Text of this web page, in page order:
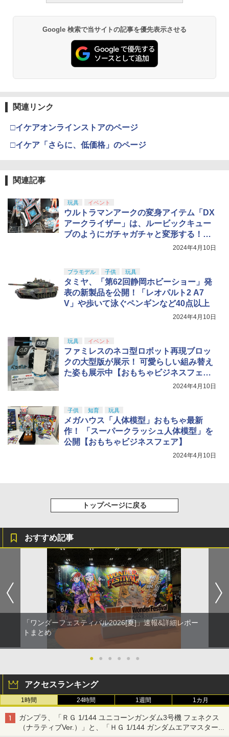
Google 検索で当サイトの記事を優先表示させる
関連リンク
□イケアオンラインストアのページ
□イケア「さらに、低価格」のページ
関連記事
玩具 イベント
ウルトラマンアークの変身アイテム「DX
アークライザー」は、ルービックキュー
ブのようにガチャガチャと変形する！
2024年4月10日
プラモデル 子供 玩具
タミヤ、「第62回静岡ホビーショー」発
表の新製品を公開！「レオパルト2 A7
V」や歩いて泳ぐペンギンなど40点以上
2024年4月10日
玩具 イベント
ファミレスのネコ型ロボット再現ブロッ
クの大型版が展示！ 可愛らしい組み替え
た姿も展示中【おもちゃビジネスフェ
2024年4月10日
子供 知育 玩具
メガハウス「人体模型」おもちゃ最新
作！ 「スーパークラッシュ人体模型」を
公開【おもちゃビジネスフェア】
2024年4月10日
トップページに戻る
おすすめ記事
「ワンダーフェスティバル2026[夏]」速報&詳細レポー
トまとめ
● ● ● ● ● ●
アクセスランキング
1時間 24時間 1週間 1カ月
ガンプラ、「ＲＧ 1/144 ユニコーンガンダム3号機 フェネクス
（ナラティブVer.）」と、「ＨＧ 1/144 ガンダムエアマスターバ